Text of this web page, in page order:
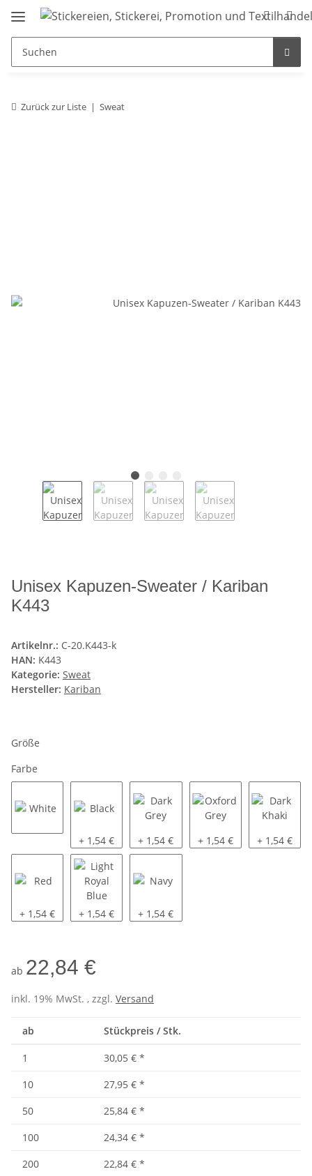
Zurück zur Liste Sweat
Unisex Kapuzen-Sweater / Kariban
K443
Artikelnr.: C-20.K443-k
HAN: K443
Kategorie: Sweat
Hersteller: Kariban
Größe
Farbe
Black
+ 1,54 € Dark Grey
+ 1,54 € Oxford Grey
+ 1,54 € Dark Khaki
+ 1,54 €
Red
+ 1,54 € Light Royal Blue
+ 1,54 € Navy
+ 1,54 €
ab 22,84 €
inkl. 19% MwSt. , zzgl. Versand
ab Stückpreis / Stk.
1 30,05 € *
10
27,95 € *
50
25,84 € *
100
24,34 € *
200
22,84 € *